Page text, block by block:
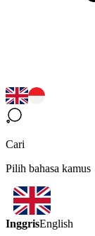
Cari
Pilih bahasa kamus
InggrisEnglish